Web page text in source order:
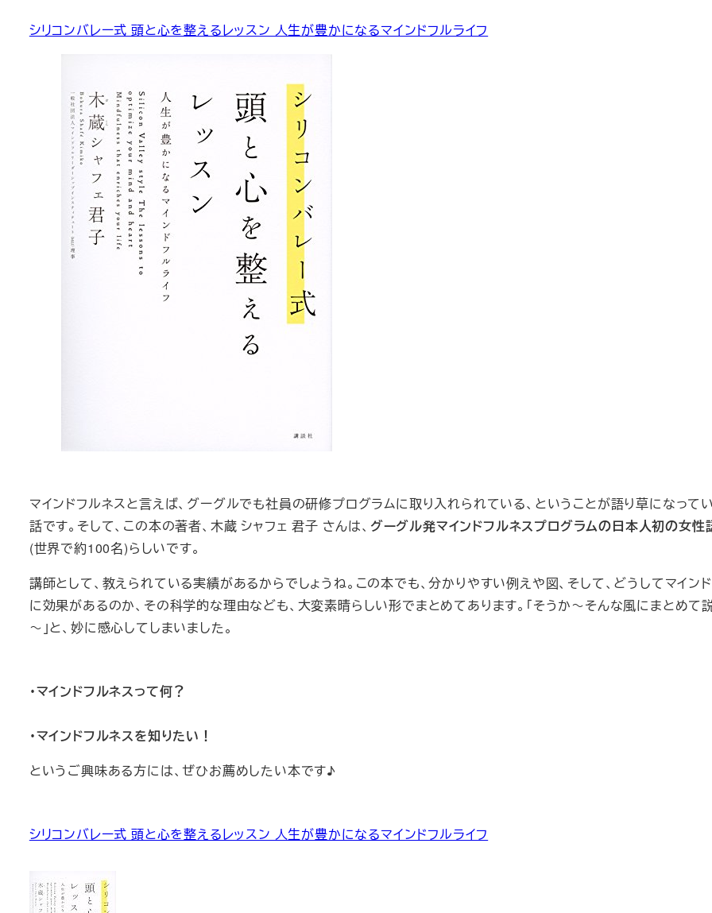
シリコンバレー式 頭と心を整えるレッスン 人生が豊かになるマインドフルライフ
マインドフルネスと言えば、グーグルでも社員の研修プログラムに取り入れられている、ということが語り草になって
話です。そして、この本の著者、木蔵 シャフェ 君子 さんは、 グーグル発マインドフルネスプログラムの日本人初の女性
(世界で約100名)らしいです。
講師として、教えられている実績があるからでしょうね。この本でも、分かりやすい例えや図、そして、どうしてマイン
に効果があるのか、その科学的な理由なども、大変素晴らしい形でまとめてあります。「そうか～そんな風にまとめて
～」と、妙に感心してしまいました。
・マインドフルネスって何？
・マインドフルネスを知りたい！
というご興味ある方には、ぜひお薦めしたい本です♪
シリコンバレー式 頭と心を整えるレッスン 人生が豊かになるマインドフルライフ